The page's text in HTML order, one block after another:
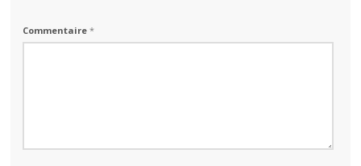
Commentaire*